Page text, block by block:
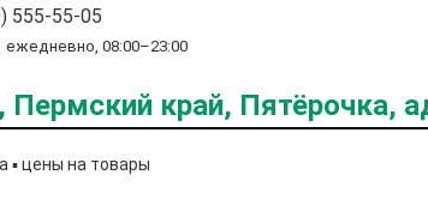
555-55-05
ежедневно, 08:00–23:00
Пермский край, Пятёрочка,
▪️ цены на товары